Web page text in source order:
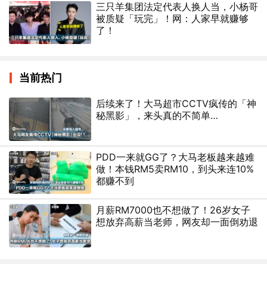
三只羊集团法定代表人换人当，小杨哥
被质疑「玩完」！网：人家早就赚够
了！
当前热门
后续来了！大马超市CCTV疯传的「神
秘黑影」，来头真的不简单…
PDD一来就GG了？大马老板越来越难
做！本钱RM5卖RM10，到头来连10%
都赚不到
月薪RM7000也不想做了！26岁女子
想放弃高薪当老师，网友却一面倒劝退